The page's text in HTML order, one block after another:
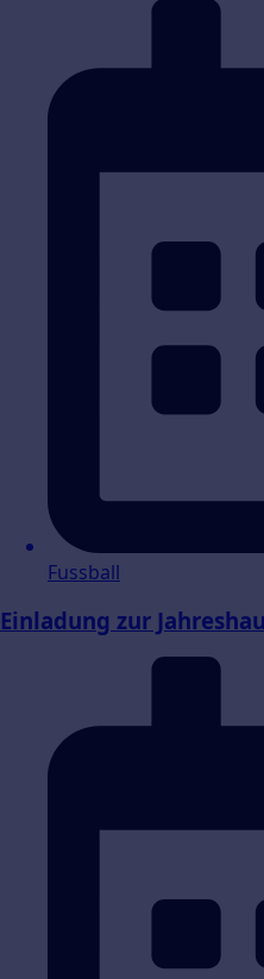
Fussball
Einladung zur